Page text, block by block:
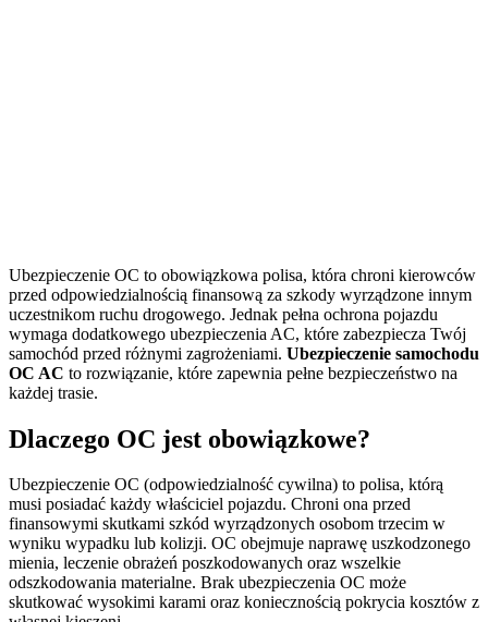
Ubezpieczenie OC to obowiązkowa polisa, która chroni kierowców
przed odpowiedzialnością finansową za szkody wyrządzone innym
uczestnikom ruchu drogowego. Jednak pełna ochrona pojazdu
wymaga dodatkowego ubezpieczenia AC, które zabezpiecza Twój
samochód przed różnymi zagrożeniami. Ubezpieczenie samochodu
OC AC to rozwiązanie, które zapewnia pełne bezpieczeństwo na
każdej trasie.
Dlaczego OC jest obowiązkowe?
Ubezpieczenie OC (odpowiedzialność cywilna) to polisa, którą
musi posiadać każdy właściciel pojazdu. Chroni ona przed
finansowymi skutkami szkód wyrządzonych osobom trzecim w
wyniku wypadku lub kolizji. OC obejmuje naprawę uszkodzonego
mienia, leczenie obrażeń poszkodowanych oraz wszelkie
odszkodowania materialne. Brak ubezpieczenia OC może
skutkować wysokimi karami oraz koniecznością pokrycia kosztów z